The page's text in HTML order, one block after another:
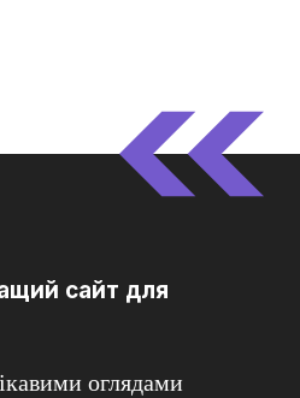
сайт для
оглядами